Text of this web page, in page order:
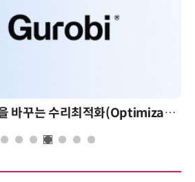
AI 시대의 의사결정을 바꾸는 수리최적화(Optimization): 실제 산업 적용 사례와 활용 전략